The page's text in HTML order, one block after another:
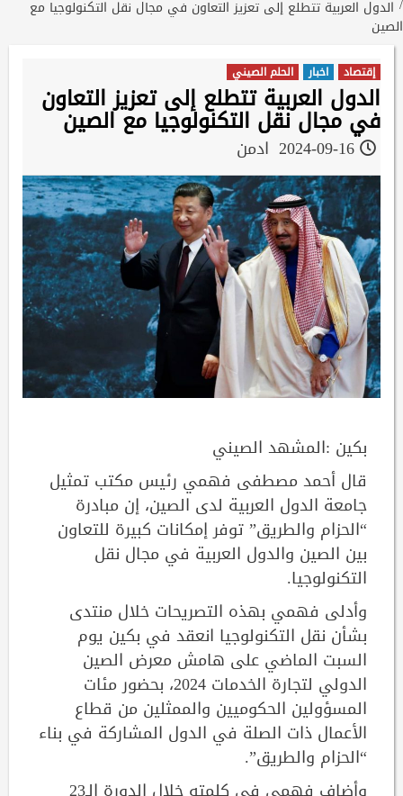
الدول العربية تتطلع إلى تعزيز التعاون في مجال نقل التكنولوجيا مع
الصين
إقتصاد اخبار الحلم الصيني
الدول العربية تتطلع إلى تعزيز التعاون
في مجال نقل التكنولوجيا مع الصين
ادمن
بكين :المشهد الصيني
قال أحمد مصطفى فهمي رئيس مكتب تمثيل
جامعة الدول العربية لدى الصين، إن مبادرة
“الحزام والطريق” توفر إمكانات كبيرة للتعاون
بين الصين والدول العربية في مجال نقل
التكنولوجيا.
وأدلى فهمي بهذه التصريحات خلال منتدى
بشأن نقل التكنولوجيا انعقد في بكين يوم
السبت الماضي على هامش معرض الصين
الدولي لتجارة الخدمات 2024، بحضور مئات
المسؤولين الحكوميين والممثلين من قطاع
الأعمال ذات الصلة في الدول المشاركة في بناء
“الحزام والطريق”.